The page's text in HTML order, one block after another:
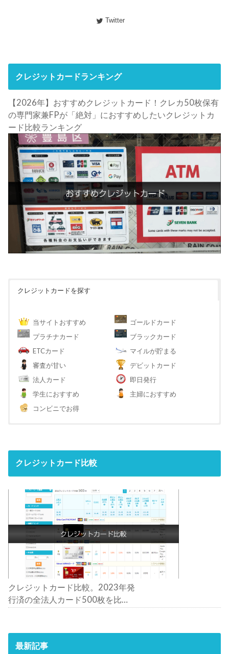
Twitter
クレジットカードランキング
【2026年】おすすめクレジットカード！クレカ50枚保有
の専門家兼FPが「絶対」におすすめしたいクレジットカ
ード比較ランキング
クレジットカードを探す
当サイトおすすめ
ゴールドカード
プラチナカード
ブラックカード
ETCカード
マイルが貯まる
審査が甘い
デビットカード
法人カード
即日発行
学生におすすめ
主婦におすすめ
コンビニでお得
クレジットカード比較
クレジットカード比較。2023年発
行済の全法人カード500枚を比
最新記事